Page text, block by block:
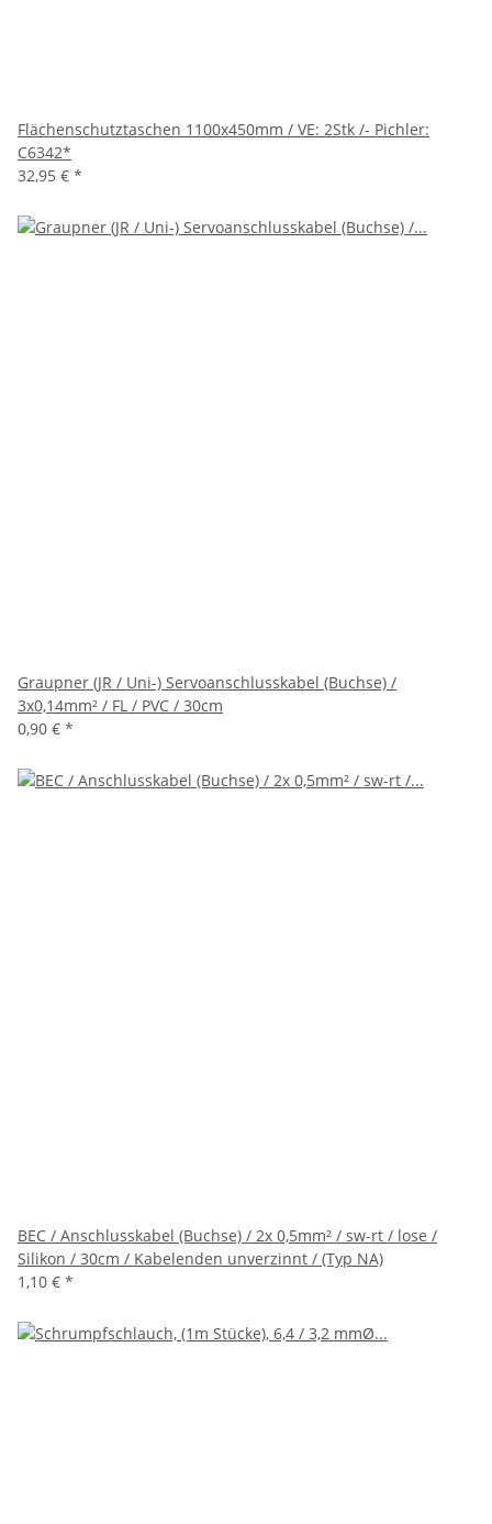
Flächenschutztaschen 1100x450mm / VE: 2Stk /- Pichler:
C6342*
32,95 € *
Graupner (JR / Uni-) Servoanschlusskabel (Buchse) /
3x0,14mm² / FL / PVC / 30cm
0,90 € *
BEC / Anschlusskabel (Buchse) / 2x 0,5mm² / sw-rt / lose /
Silikon / 30cm / Kabelenden unverzinnt / (Typ NA)
1,10 € *